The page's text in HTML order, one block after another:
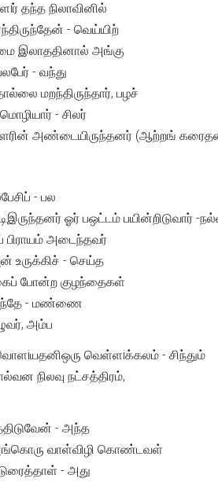
தந்த நிலாவினில்
- வெய்யிற்
இலாததினால் அங்கு
- வந்து
மறந்திருந்தார், பழச்
- சிலர்
அண்டையிருந்தனர் (ஆற்றங்
- பல
ஓர் பஒட்டம் பயின்றிடுவார் -
பிராயம் அடைந்தவர்
உருக்கிச் - செய்த
போன்ற குழந்தைகள்
- மண்ணை
அம்ப
வெள்ளiக்கலம் - சிந்தும்
நிலவு நட்சத்திரம்,
- அந்த
வாள்விழி கொண்டவள்
- அது